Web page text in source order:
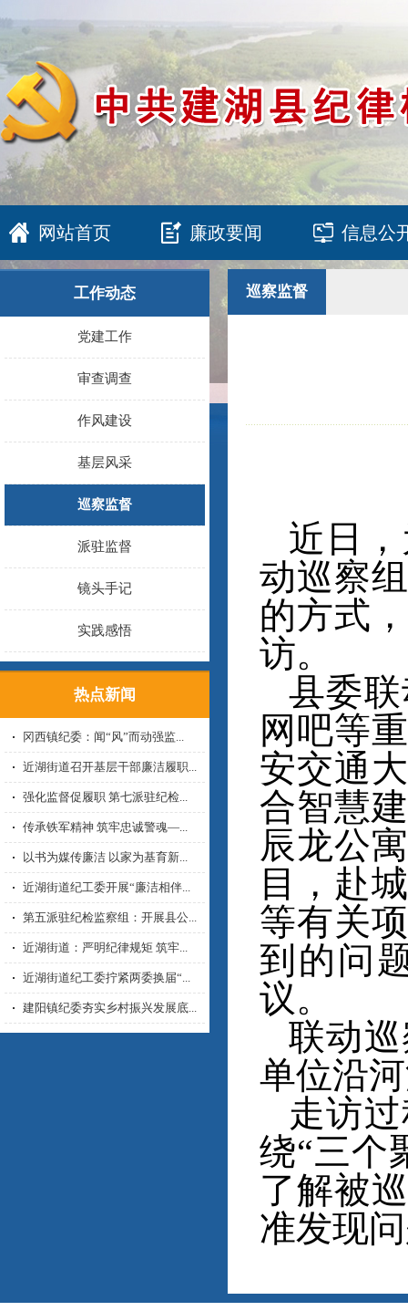
网站首页 廉政要闻 信息公
工作动态
党建工作
审查调查
作风建设
基层风采
巡察监督
派驻监督
镜头手记
实践感悟
热点新闻
冈西镇纪委：闻“风”而动强监...
近湖街道召开基层干部廉洁履职...
强化监督促履职 第七派驻纪检...
传承铁军精神 筑牢忠诚警魂—...
以书为媒传廉洁 以家为基育新...
近湖街道纪工委开展“廉洁相伴...
第五派驻纪检监察组：开展县公...
近湖街道：严明纪律规矩 筑牢...
近湖街道纪工委拧紧两委换届“...
建阳镇纪委夯实乡村振兴发展底...
巡察监督
近日，
动巡察
的方式
访。
县委
网吧等
安交通
合智慧
辰龙公
目，赴
等有关
到的问
议。
联动
单位沿
走访
绕“三个
了解被
准发现